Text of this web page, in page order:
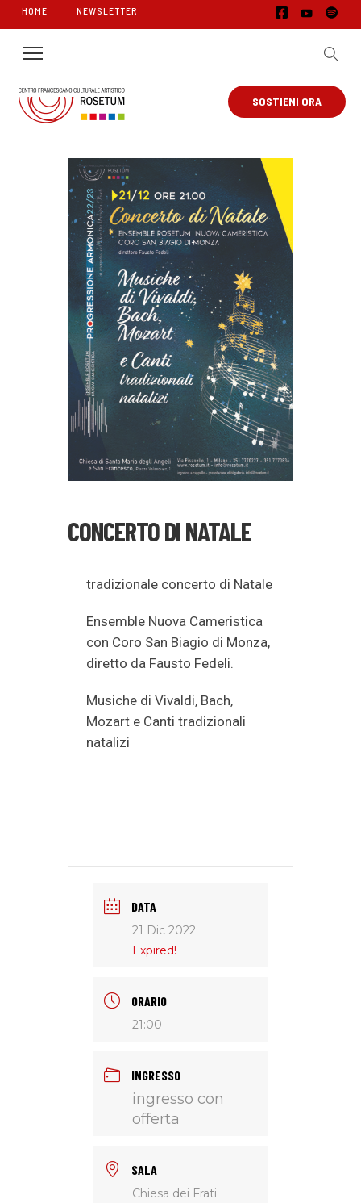
HOME NEWSLETTER
SOSTIENI ORA
CONCERTO DI NATALE
tradizionale concerto di Natale
Ensemble Nuova Cameristica
con Coro San Biagio di Monza,
diretto da Fausto Fedeli.
Musiche di Vivaldi, Bach,
Mozart e Canti tradizionali
natalizi
DATA
21 Dic 2022
Expired!
ORARIO
21:00
INGRESSO
ingresso con
offerta
SALA
Chiesa dei Frati